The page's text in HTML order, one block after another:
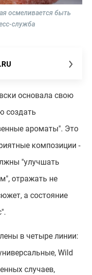
осмеливается быть
служба
основала свою
создать
ароматы". Это
композиции -
"улучшать
отражать не
а состояние
в четыре линии:
Wild
случаев,